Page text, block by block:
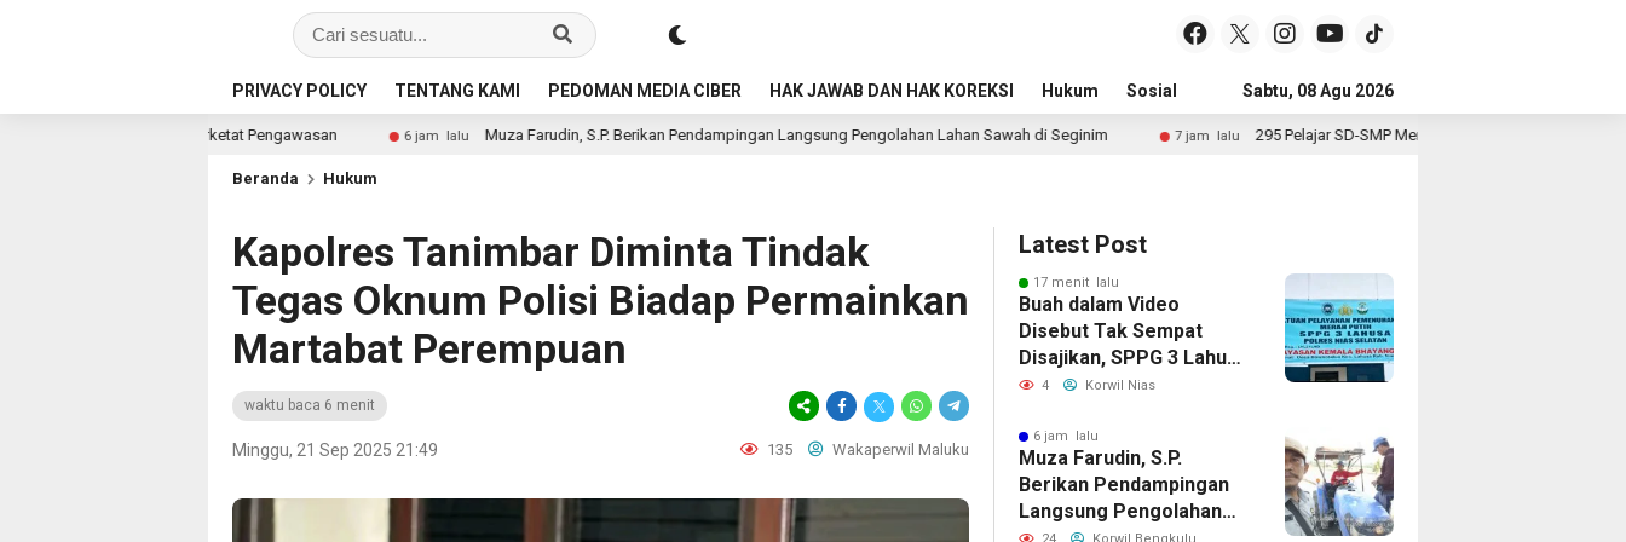
PRIVACY POLICY TENTANG KAMI PEDOMAN MEDIA CIBER HAK JAWAB DAN HAK KOREKSI Hukum Sosial Pendidikan Politik
Sabtu, 08 Agu 2026
6 jam lalu Muza Farudin, S.P. Berikan Pendampingan Langsung Pengolahan Lahan Sawah di Seginim 7 jam lalu 295 Pelajar SD-SMP Meriahkan Lomba Kebudayaan Peringati HUT RI Ke-81 di
Beranda Hukum
Kapolres Tanimbar Diminta Tindak
Tegas Oknum Polisi Biadap Permainkan
Martabat Perempuan
waktu baca 6 menit
Minggu, 21 Sep 2025 21:49 135 Wakaperwil Maluku
Latest Post
17 menit lalu
Buah dalam Video
Disebut Tak Sempat
Disajikan, SPPG 3 Lahusa
Klaim Langsung Ganti
Pengawasan
4 Korwil Nias
6 jam lalu
Muza Farudin, S.P.
Berikan Pendampingan
Langsung Pengolahan